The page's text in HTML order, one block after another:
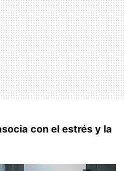
con el estrés y la